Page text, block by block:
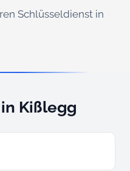
Schlüsseldienst in
Kißlegg